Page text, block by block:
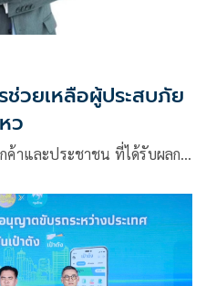
ช่วยเหลือผู้ประสบภัย
ว
ค้าและประชาชน ที่ได้รับผลก…